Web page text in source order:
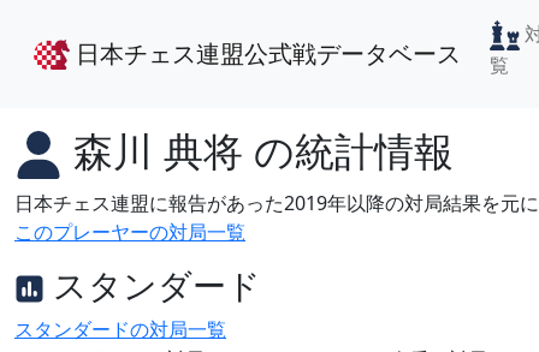
日本チェス連盟公式戦データベース
覧
森川 典将 の統計情報
日本チェス連盟に報告があった2019年以降の対局結果を元
このプレーヤーの対局一覧
スタンダード
スタンダードの対局一覧